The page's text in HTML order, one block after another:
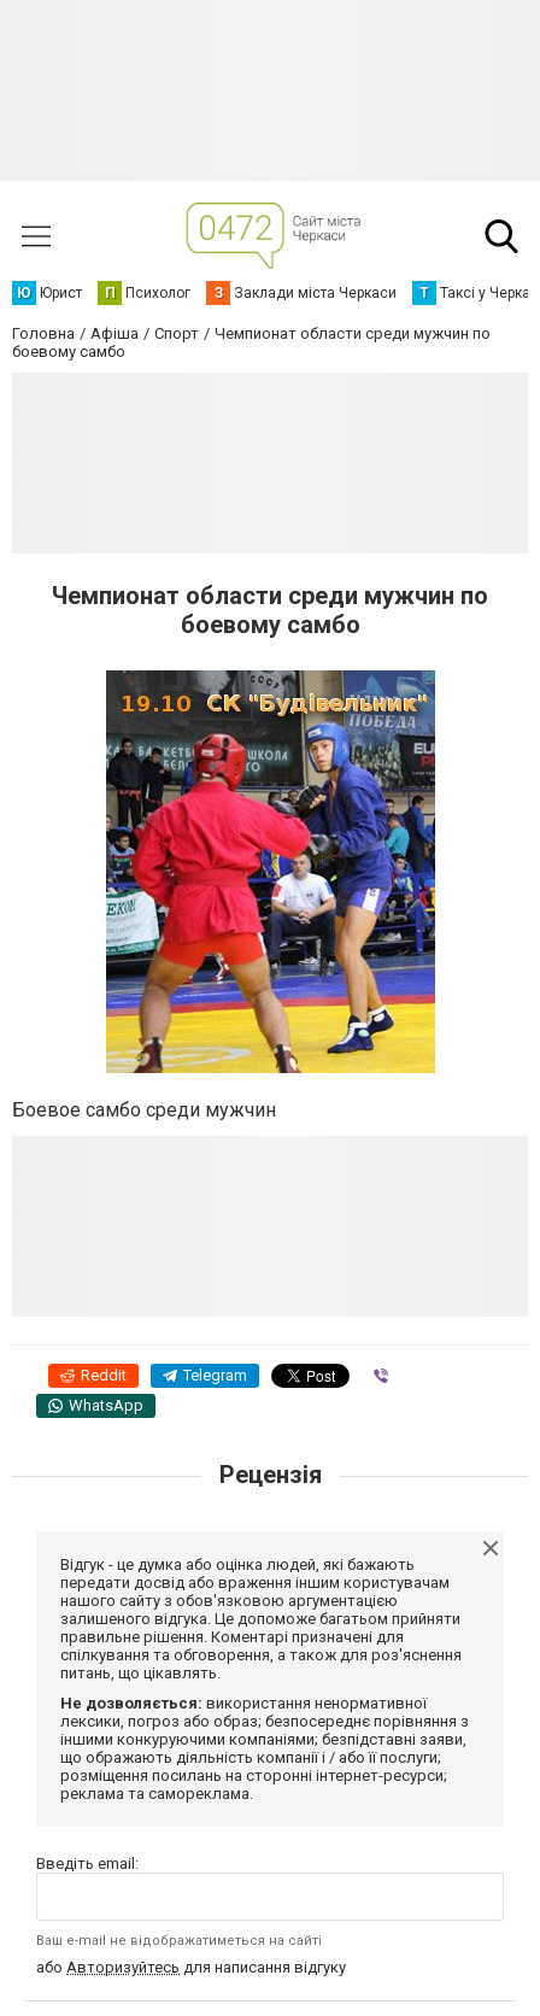
Ю Юрист П Психолог З Заклади міста Черкаси Т Таксі у
Головна Афіша Спорт
Чемпионат области среди мужчин по
боевому самбо
Чемпионат области среди мужчин по
боевому самбо
Боевое самбо среди мужчин
Reddit Telegram
WhatsApp
Рецензія
Відгук - це думка або оцінка людей, які бажають
передати досвід або враження іншим користувачам
нашого сайту з обов'язковою аргументацією
залишеного відгука. Це допоможе багатьом прийняти
правильне рішення. Коментарі призначені для
спілкування та обговорення, а також для роз'яснення
питань, що цікавлять.
Не дозволяється: використання ненормативної
лексики, погроз або образ; безпосереднє порівняння з
іншими конкуруючими компаніями; безпідставні заяви,
що ображають діяльність компанії і / або її послуги;
розміщення посилань на сторонні інтернет-ресурси;
реклама та самореклама.
Введіть email:
Ваш e-mail не відображатиметься на сайті
або Авторизуйтесь для написання відгуку